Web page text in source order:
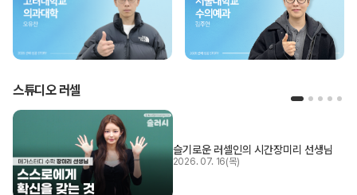
스튜디오 러셀
슬기로운 러셀인의 시간장미리 선생님
2026. 07. 16(목)